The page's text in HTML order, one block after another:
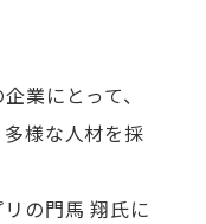
業にとって、
様な人材を採
の門馬 翔氏に